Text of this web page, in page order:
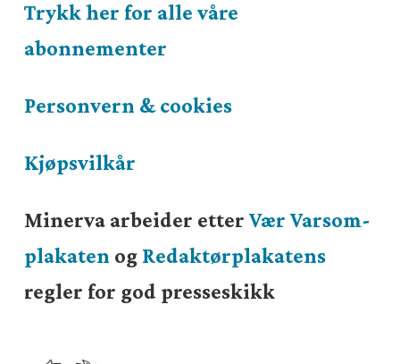
Trykk her for alle våre
abonnementer
Personvern & cookies
Kjøpsvilkår
Minerva arbeider etterVær Varsom-
plakaten og Redaktørplakatens
regler for god presseskikk